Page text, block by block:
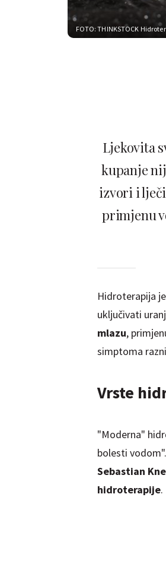
FOTO: THINKSTOCK
Ljekovita
kupanje
izvori i
primjenu
Hidroterapija je
uključivati
mlazu,
simptoma
Vrste
"Moderna"
bolesti
Sebastian
hidroterapije.